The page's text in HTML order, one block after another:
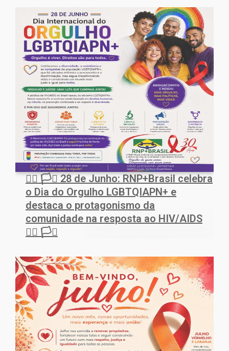
🏳️‍🌈 🏳️‍⚧️ 28 de Junho: RNP+Brasil celebra
o Dia do Orgulho LGBTQIAPN+ e
destaca o protagonismo da
comunidade na resposta ao HIV/AIDS
🏳️‍🌈 🏳️‍⚧️